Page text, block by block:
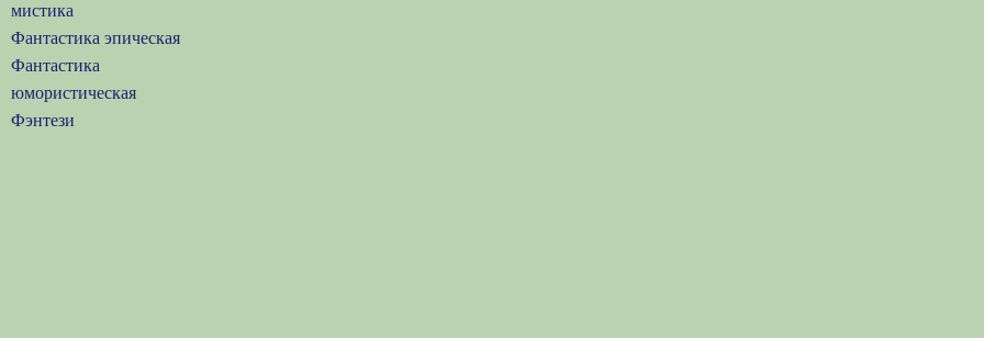
мистика
Фантастика эпическая
Фантастика
юмористическая
Фэнтези